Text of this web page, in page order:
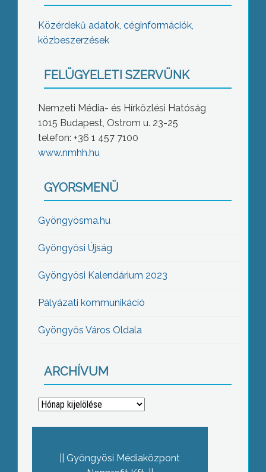
Közérdekű adatok, céginformációk,
közbeszerzések
FELÜGYELETI SZERVÜNK
Nemzeti Média- és Hírközlési Hatóság
1015 Budapest, Ostrom u. 23-25
telefon: +36 1 457 7100
www.nmhh.hu
GYORSMENÜ
Gyöngyösma.hu
Gyöngyösi Újság
Gyöngyösi Kalendárium 2023
Pályázati kommunikáció
Gyöngyös Város Oldala
ARCHÍVUM
Archívum
Gyöngyösi Médiaközpont